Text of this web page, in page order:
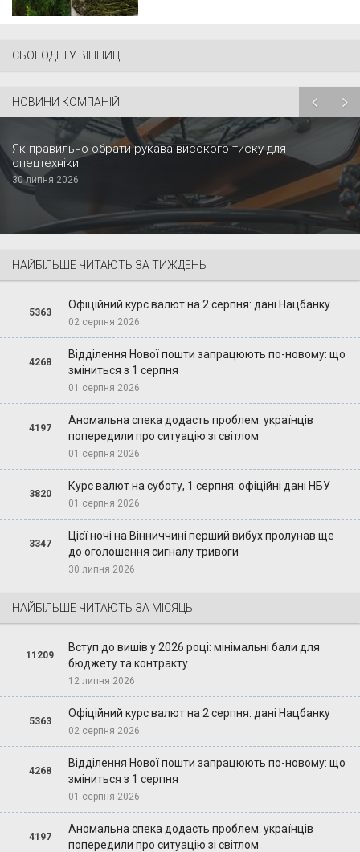
СЬОГОДНІ У ВІННИЦІ
НОВИНИ КОМПАНІЙ
Як правильно обрати рукава високого тиску для
спецтехніки
30 липня 2026
НАЙБІЛЬШЕ ЧИТАЮТЬ ЗА ТИЖДЕНЬ
5363
Офіційний курс валют на 2 серпня: дані Нацбанку
02 серпня 2026
4268
Відділення Нової пошти запрацюють по-новому: що
зміниться з 1 серпня
01 серпня 2026
4197
Аномальна спека додасть проблем: українців
попередили про ситуацію зі світлом
01 серпня 2026
3820
Курс валют на суботу, 1 серпня: офіційні дані НБУ
01 серпня 2026
3347
Цієї ночі на Вінниччині перший вибух пролунав ще
до оголошення сигналу тривоги
30 липня 2026
НАЙБІЛЬШЕ ЧИТАЮТЬ ЗА МІСЯЦЬ
11209
Вступ до вишів у 2026 році: мінімальні бали для
бюджету та контракту
12 липня 2026
5363
Офіційний курс валют на 2 серпня: дані Нацбанку
02 серпня 2026
4268
Відділення Нової пошти запрацюють по-новому: що
зміниться з 1 серпня
01 серпня 2026
4197
Аномальна спека додасть проблем: українців
попередили про ситуацію зі світлом